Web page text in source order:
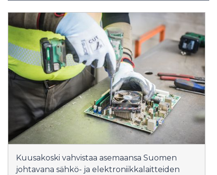
Kuusakoski vahvistaa asemaansa Suomen
johtavana sähkö- ja elektroniikkalaitteiden